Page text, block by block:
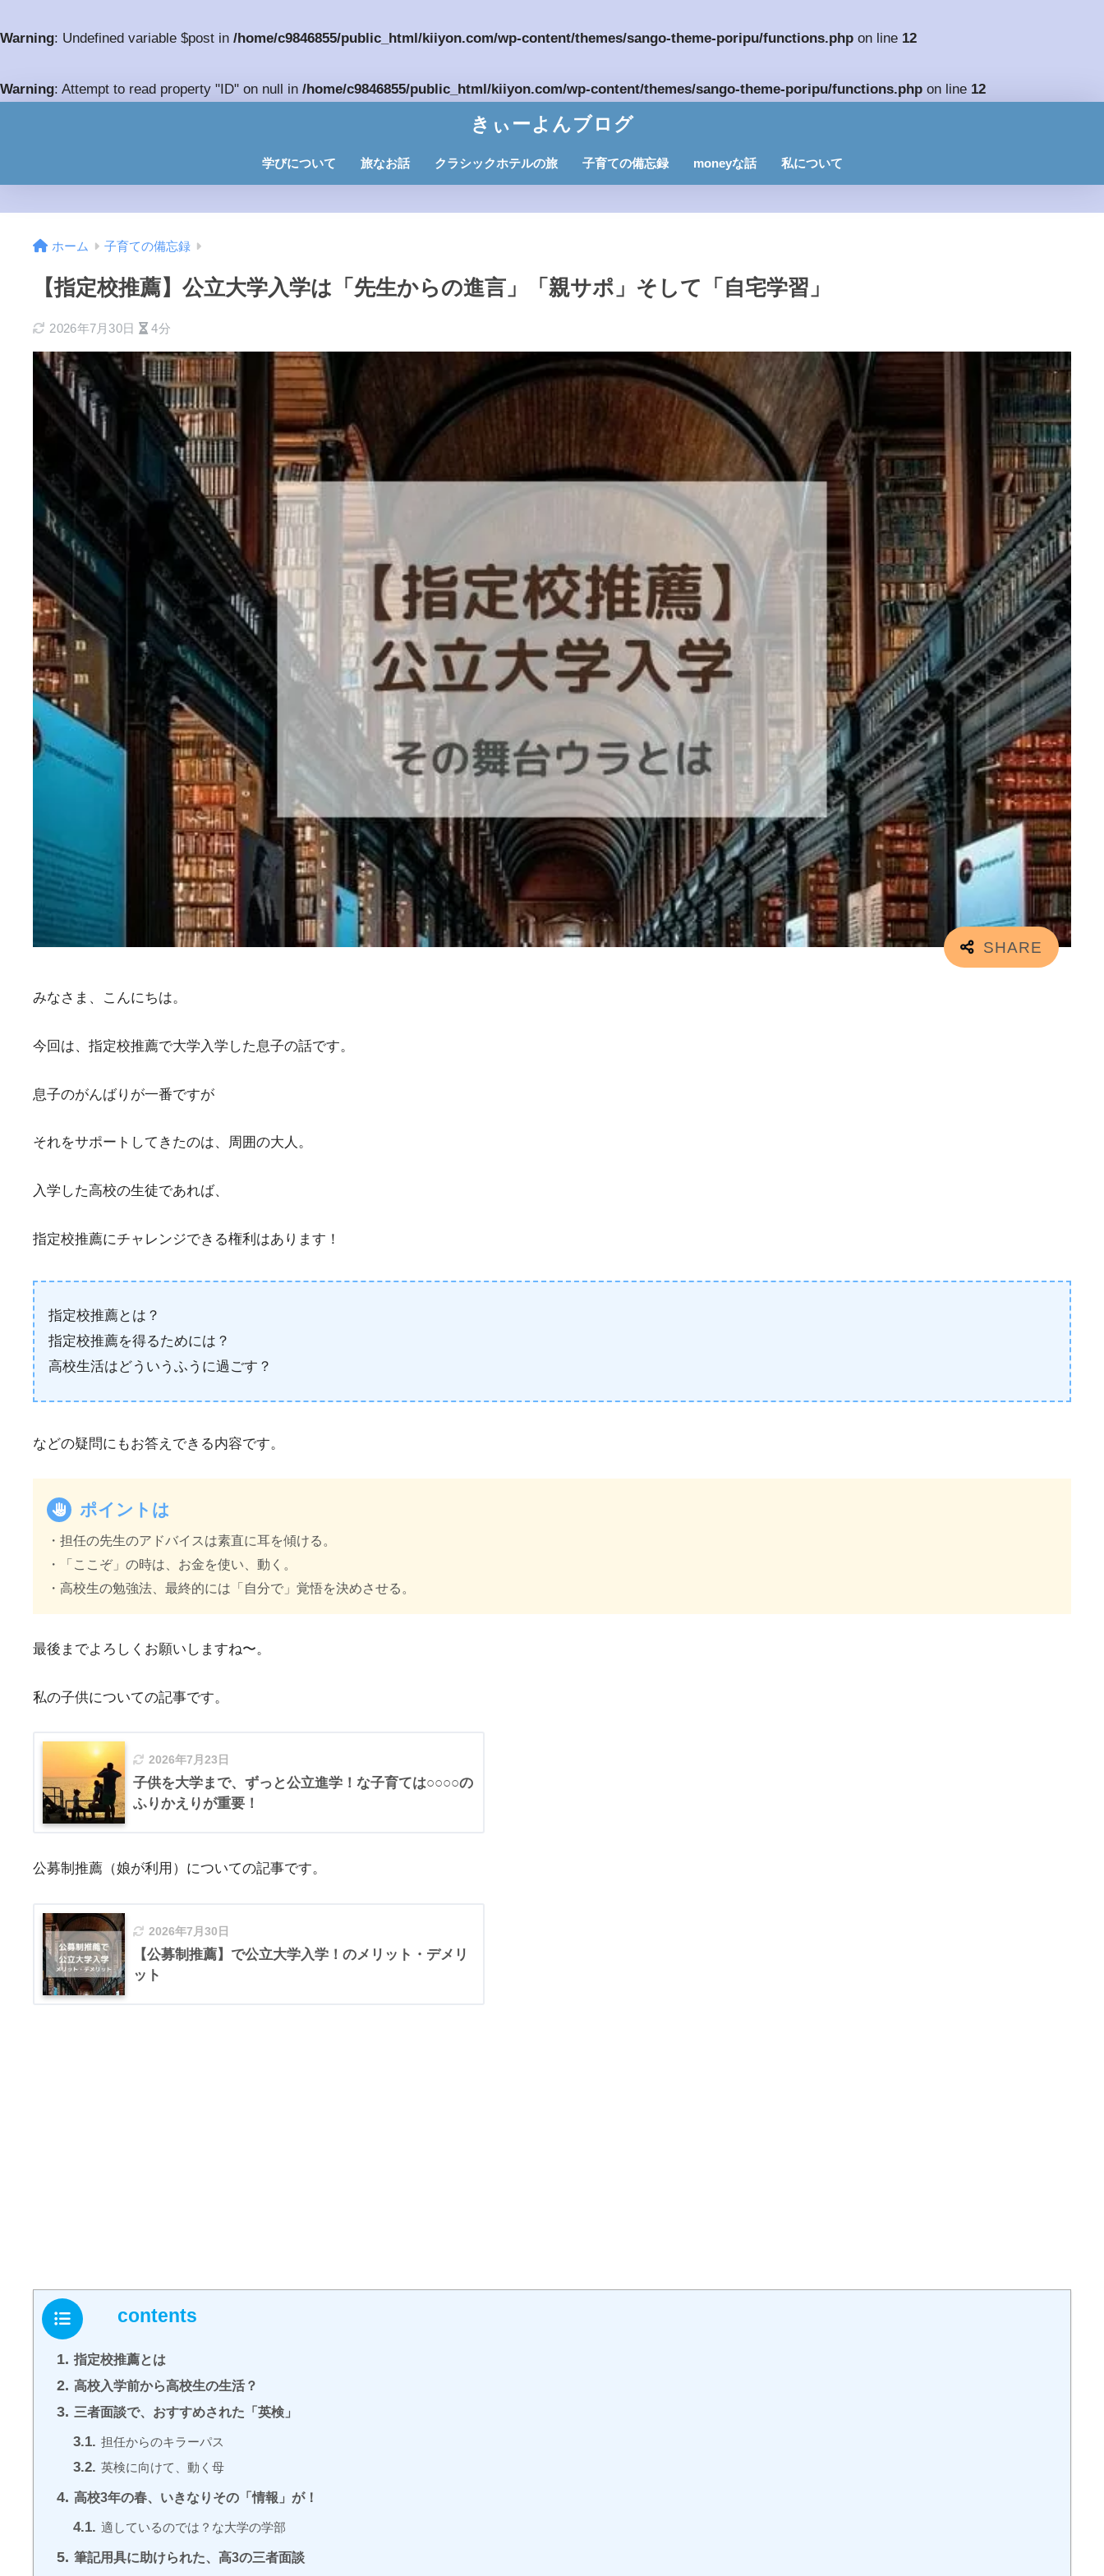
Warning: Undefined variable $post in /home/c9846855/public_html/kiiyon.com/wp-content/themes/sango-theme-poripu/functions.php on line 12
Warning: Attempt to read property "ID" on null in /home/c9846855/public_html/kiiyon.com/wp-content/themes/sango-theme-poripu/functions.php on line 12
きぃーよんブログ
学びについて 旅なお話 クラシックホテルの旅 子育ての備忘録 moneyな話 私について
ホーム 子育ての備忘録
【指定校推薦】公立大学入学は「先生からの進言」「親サポ」そして「自宅学習」
2026年7月30日 4分
みなさま、こんにちは。
今回は、指定校推薦で大学入学した息子の話です。
息子のがんばりが一番ですが
それをサポートしてきたのは、周囲の大人。
入学した高校の生徒であれば、
指定校推薦にチャレンジできる権利はあります！
指定校推薦とは？
指定校推薦を得るためには？
高校生活はどういうふうに過ごす？
などの疑問にもお答えできる内容です。
ポイントは
・担任の先生のアドバイスは素直に耳を傾ける。
・「ここぞ」の時は、お金を使い、動く。
・高校生の勉強法、最終的には「自分で」覚悟を決めさせる。
最後までよろしくお願いしますね〜。
私の子供についての記事です。
2026年7月23日
子供を大学まで、ずっと公立進学！な子育ては○○○○の
ふりかえりが重要！
公募制推薦（娘が利用）についての記事です。
2026年7月30日
【公募制推薦】で公立大学入学！のメリット・デメリ
ット
contents
1. 指定校推薦とは
2. 高校入学前から高校生の生活？
3. 三者面談で、おすすめされた「英検」
3.1. 担任からのキラーパス
3.2. 英検に向けて、動く母
4. 高校3年の春、いきなりその「情報」が！
4.1. 適しているのでは？な大学の学部
5. 筆記用具に助けられた、高3の三者面談